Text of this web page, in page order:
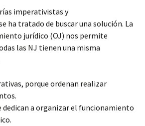
imperativistas y
ha tratado de buscar una solución. La
jurídico (OJ) nos permite
las NJ tienen una misma
porque ordenan realizar
dedican a organizar el funcionamiento